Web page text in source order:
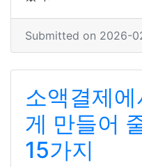
Submitted on 2026-
소액결제
게 만들어
15가지